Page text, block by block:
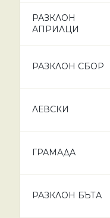
РАЗКЛОН
АПРИЛЦИ
РАЗКЛОН СБОР
ЛЕВСКИ
ГРАМАДА
РАЗКЛОН БЪТА